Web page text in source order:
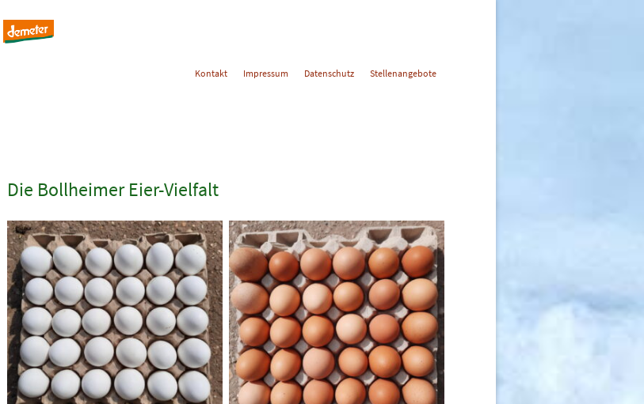
Kontakt Impressum Datenschutz Stellenangebote
Die Bollheimer Eier-Vielfalt